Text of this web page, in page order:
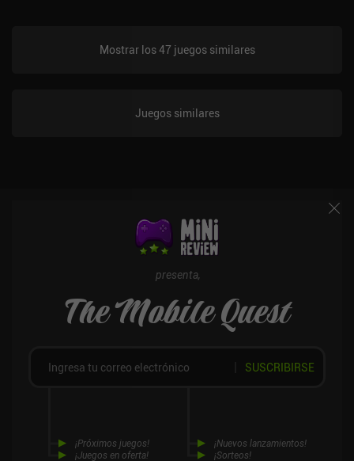
Mostrar los 47 juegos similares
Juegos similares
presenta,
The Mobile Quest
¡Próximos juegos!
¡Juegos en oferta!
¡Nuevos lanzamientos!
¡Sorteos!
SUSCRIBIRSE